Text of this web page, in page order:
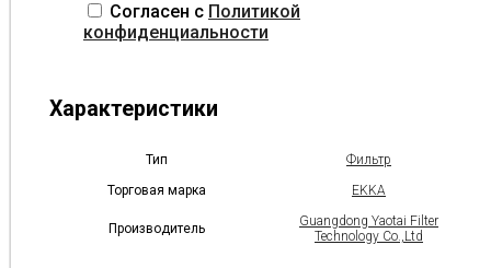
Согласен с Политикой
конфиденциальности
Характеристики
Тип
Фильтр
Торговая марка
EKKA
Производитель
Guangdong Yaotai Filter
Technology Co.,Ltd